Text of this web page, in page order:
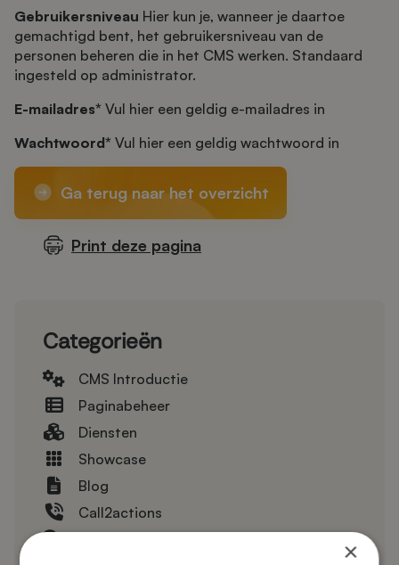
Gebruikersniveau Hier kun je, wanneer je daartoe
gemachtigd bent, het gebruikersniveau van de
personen beheren die in het CMS werken. Standaard
ingesteld op administrator.
E-mailadres* Vul hier een geldig e-mailadres in
Wachtwoord* Vul hier een geldig wachtwoord in
Ga terug naar het overzicht
Print deze pagina
Categorieën
CMS Introductie
Paginabeheer
Diensten
Showcase
Blog
Call2actions
×